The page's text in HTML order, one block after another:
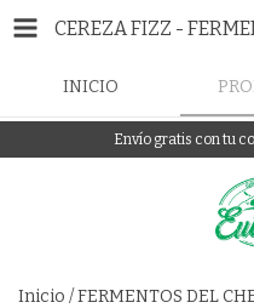
CEREZA FIZZ -
INICIO
Envío gratis con tu
Inicio /FERMENTOS DEL